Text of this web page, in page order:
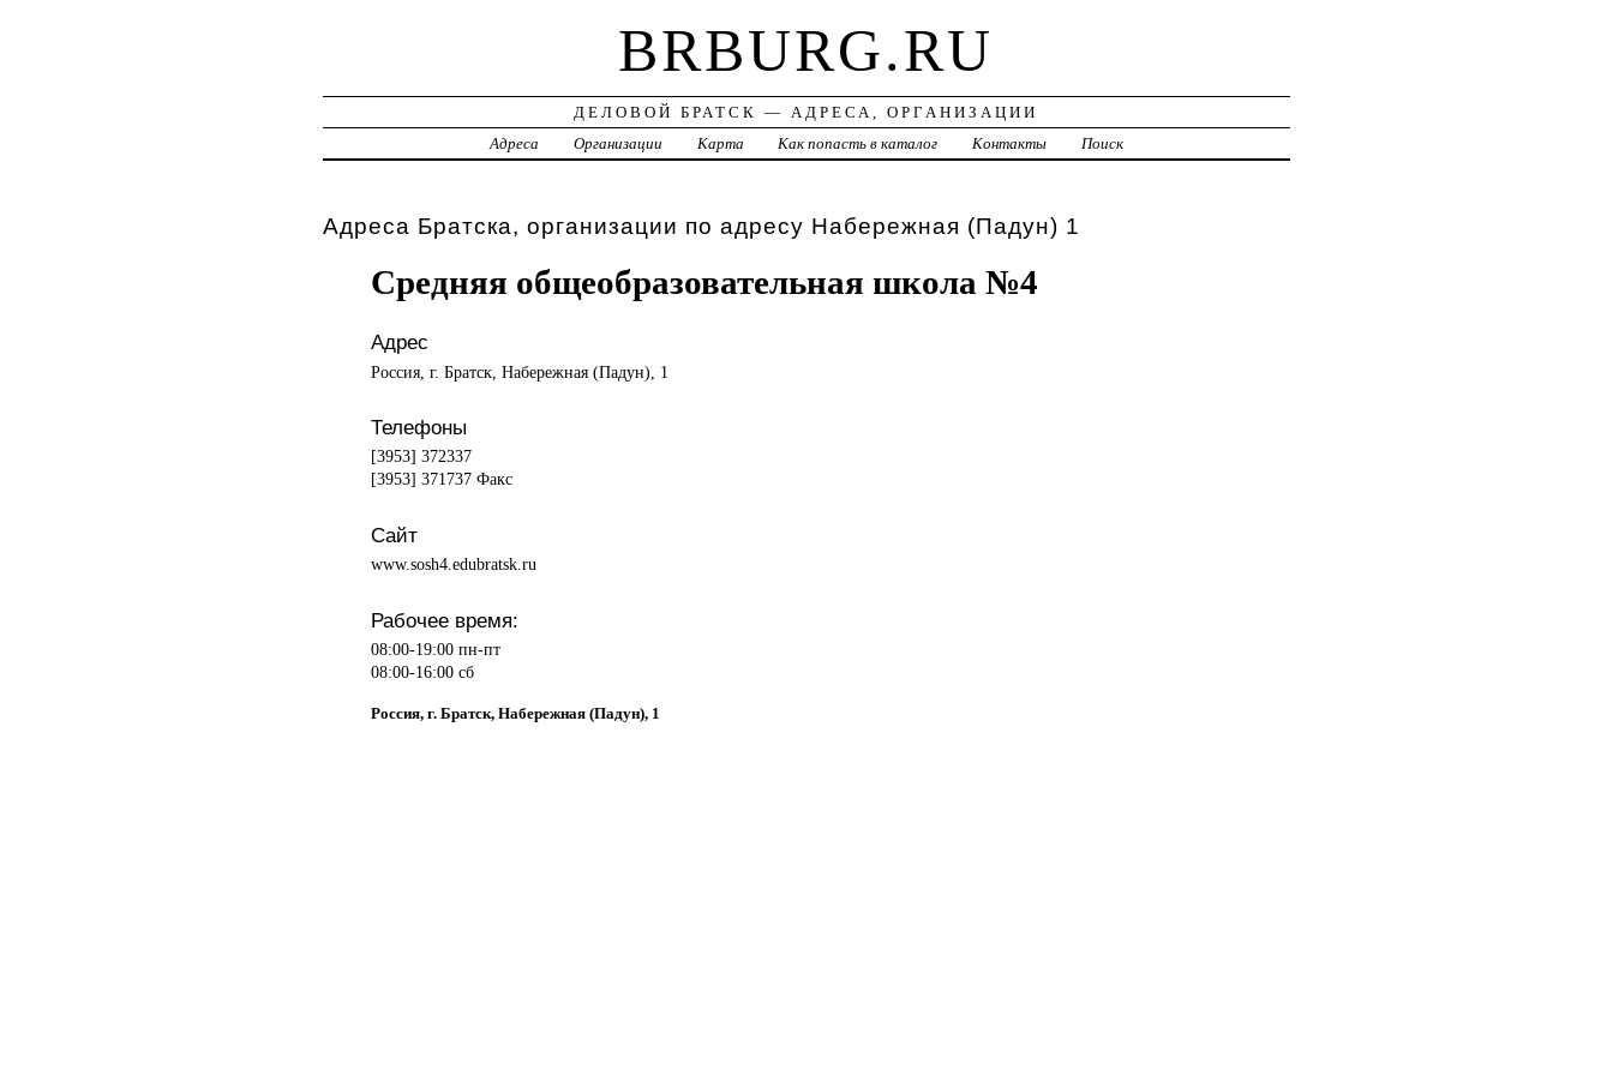
BRBURG.RU
ДЕЛОВОЙ БРАТСК — АДРЕСА, ОРГАНИЗАЦИИ
Адреса
Организации Карта Как попасть в каталог Контакты Поиск
Адреса Братска, организации по адресу Набережная (Падун) 1
Средняя общеобразовательная школа №4
Адрес
Россия, г. Братск, Набережная (Падун), 1
Телефоны
[3953] 372337
[3953] 371737 Факс
Сайт
www.sosh4.edubratsk.ru
Рабочее время:
08:00-19:00 пн-пт
08:00-16:00 сб
Россия, г. Братск, Набережная (Падун), 1